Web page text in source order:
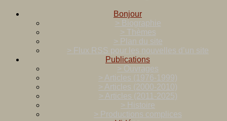
Bonjour
> Biographie
> Thèmes
> Plan du site
> Flux RSS pour les nouvelles d’un site
Publications
> Ouvrages
> Articles (1976-1999)
> Articles (2000-2010)
> Articles (2011-2025)
> Histoire
> Productions complices